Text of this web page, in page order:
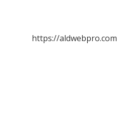
https://aldwebpro.com